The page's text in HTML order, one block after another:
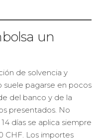
un
de solvencia y
pagarse en pocos
del banco y de la
presentados. No
días se aplica siempre
CHF. Los importes